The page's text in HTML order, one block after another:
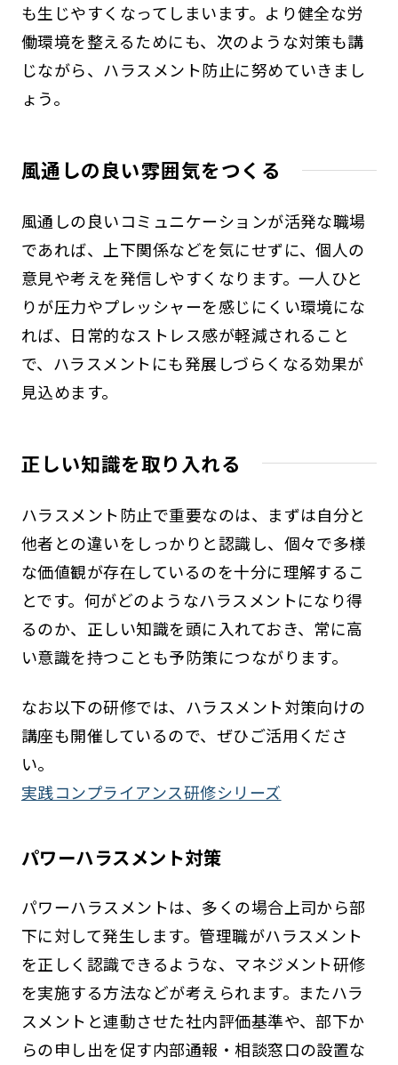
も生じやすくなってしまいます。より健全な労
働環境を整えるためにも、次のような対策も講
じながら、ハラスメント防止に努めていきまし
ょう。
風通しの良い雰囲気をつくる
風通しの良いコミュニケーションが活発な職場
であれば、上下関係などを気にせずに、個人の
意見や考えを発信しやすくなります。一人ひと
りが圧力やプレッシャーを感じにくい環境にな
れば、日常的なストレス感が軽減されること
で、ハラスメントにも発展しづらくなる効果が
見込めます。
正しい知識を取り入れる
ハラスメント防止で重要なのは、まずは自分と
他者との違いをしっかりと認識し、個々で多様
な価値観が存在しているのを十分に理解するこ
とです。何がどのようなハラスメントになり得
るのか、正しい知識を頭に入れておき、常に高
い意識を持つことも予防策につながります。
なお以下の研修では、ハラスメント対策向けの
講座も開催しているので、ぜひご活用くださ
い。
実践コンプライアンス研修シリーズ
パワーハラスメント対策
パワーハラスメントは、多くの場合上司から部
下に対して発生します。管理職がハラスメント
を正しく認識できるような、マネジメント研修
を実施する方法などが考えられます。またハラ
スメントと連動させた社内評価基準や、部下か
らの申し出を促す内部通報・相談窓口の設置な